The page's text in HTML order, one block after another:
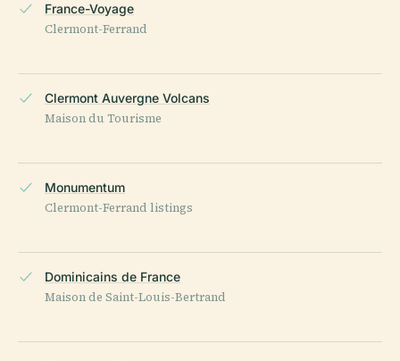
France-Voyage
Clermont-Ferrand
Clermont Auvergne Volcans
Maison du Tourisme
Monumentum
Clermont-Ferrand listings
Dominicains de France
Maison de Saint-Louis-Bertrand